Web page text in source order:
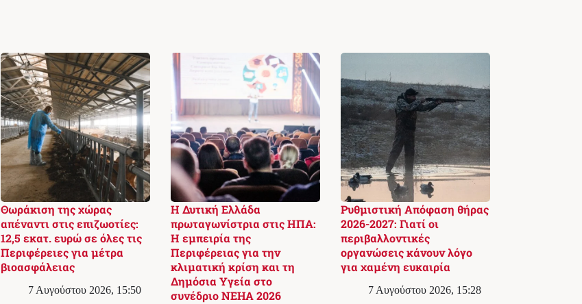
Θωράκιση της χώρας
απέναντι στις επιζωοτίες:
12,5 εκατ. ευρώ σε όλες τις
Περιφέρειες για μέτρα
βιοασφάλειας
7 Αυγούστου 2026, 15:50
Η Δυτική Ελλάδα
πρωταγωνίστρια στις ΗΠΑ:
Η εμπειρία της
Περιφέρειας για την
κλιματική κρίση και τη
Δημόσια Υγεία στο
συνέδριο NEHA 2026
Ρυθμιστική Απόφαση θήρας
2026-2027: Γιατί οι
περιβαλλοντικές
οργανώσεις κάνουν λόγο
για χαμένη ευκαιρία
7 Αυγούστου 2026, 15:28